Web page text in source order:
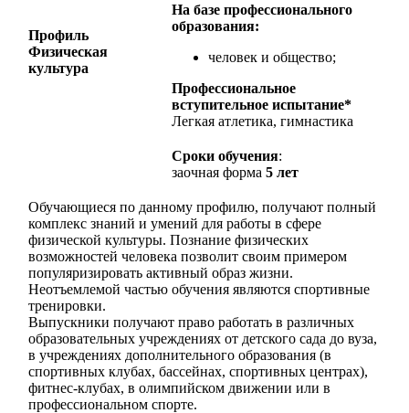
Профиль
Физическая
культура
На базе профессионального
образования:
человек и общество;
Профессиональное
вступительное испытание*
Легкая атлетика, гимнастика
Сроки обучения:
заочная форма 5 лет
Обучающиеся по данному профилю, получают полный
комплекс знаний и умений для работы в сфере
физической культуры. Познание физических
возможностей человека позволит своим примером
популяризировать активный образ жизни.
Неотъемлемой частью обучения являются спортивные
тренировки.
Выпускники получают право работать в различных
образовательных учреждениях от детского сада до вуза,
в учреждениях дополнительного образования (в
спортивных клубах, бассейнах, спортивных центрах),
фитнес-клубах, в олимпийском движении или в
профессиональном спорте.